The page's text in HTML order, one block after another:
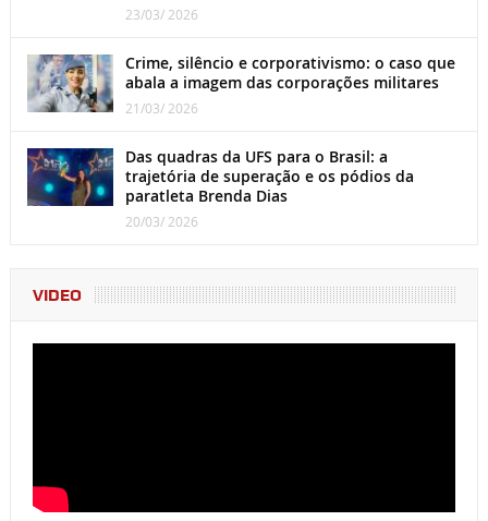
23/03/ 2026
Crime, silêncio e corporativismo: o caso que
abala a imagem das corporações militares
21/03/ 2026
Das quadras da UFS para o Brasil: a
trajetória de superação e os pódios da
paratleta Brenda Dias
20/03/ 2026
VIDEO